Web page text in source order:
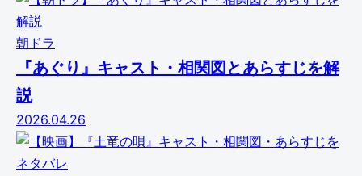
朝ドラ
『あぐり』キャスト・相関図とあらすじを解
説
2026.04.26